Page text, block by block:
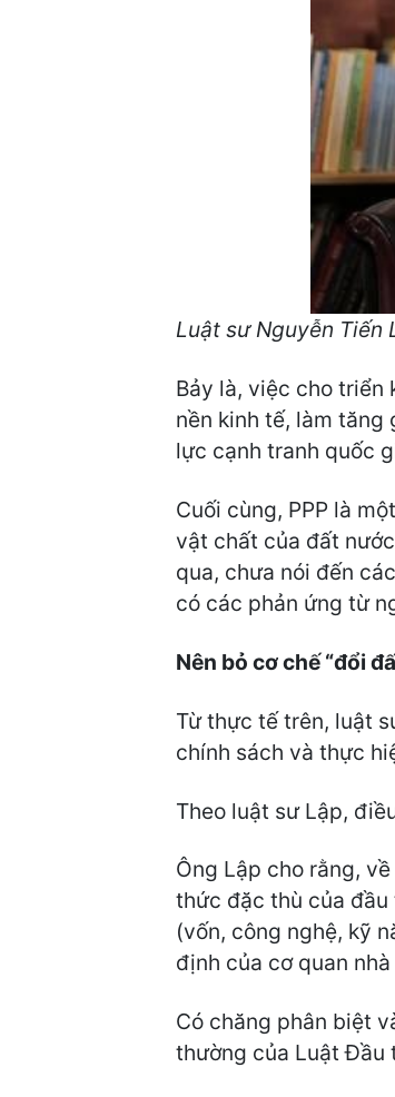
Luật sư Nguyễn Tiến
Bảy là, việc cho triển
nền kinh tế, làm tăng
lực cạnh tranh quốc
Cuối cùng, PPP là
vật chất của đất
qua, chưa nói đến
có các phản ứng từ
Nên bỏ cơ chế “đổi
Từ thực tế trên, luật
chính sách và thực
Theo luật sư Lập,
Ông Lập cho rằng,
thức đặc thù của
(vốn, công nghệ, kỹ
định của cơ quan
Có chăng phân biệt
thường của Luật Đầu